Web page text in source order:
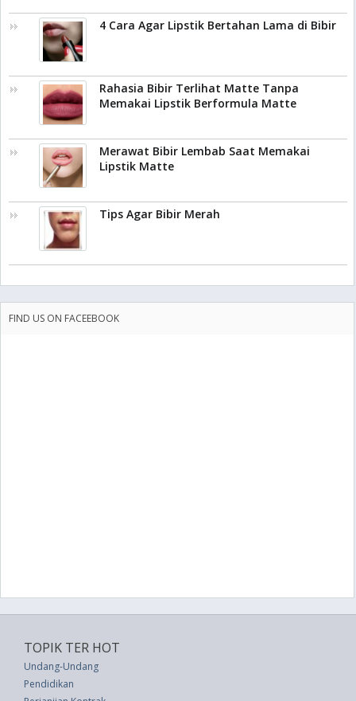
4 Cara Agar Lipstik Bertahan Lama di Bibir
Rahasia Bibir Terlihat Matte Tanpa
Memakai Lipstik Berformula Matte
Merawat Bibir Lembab Saat Memakai
Lipstik Matte
Tips Agar Bibir Merah
FIND US ON FACEEBOOK
TOPIK TER HOT
Undang-Undang
Pendidikan